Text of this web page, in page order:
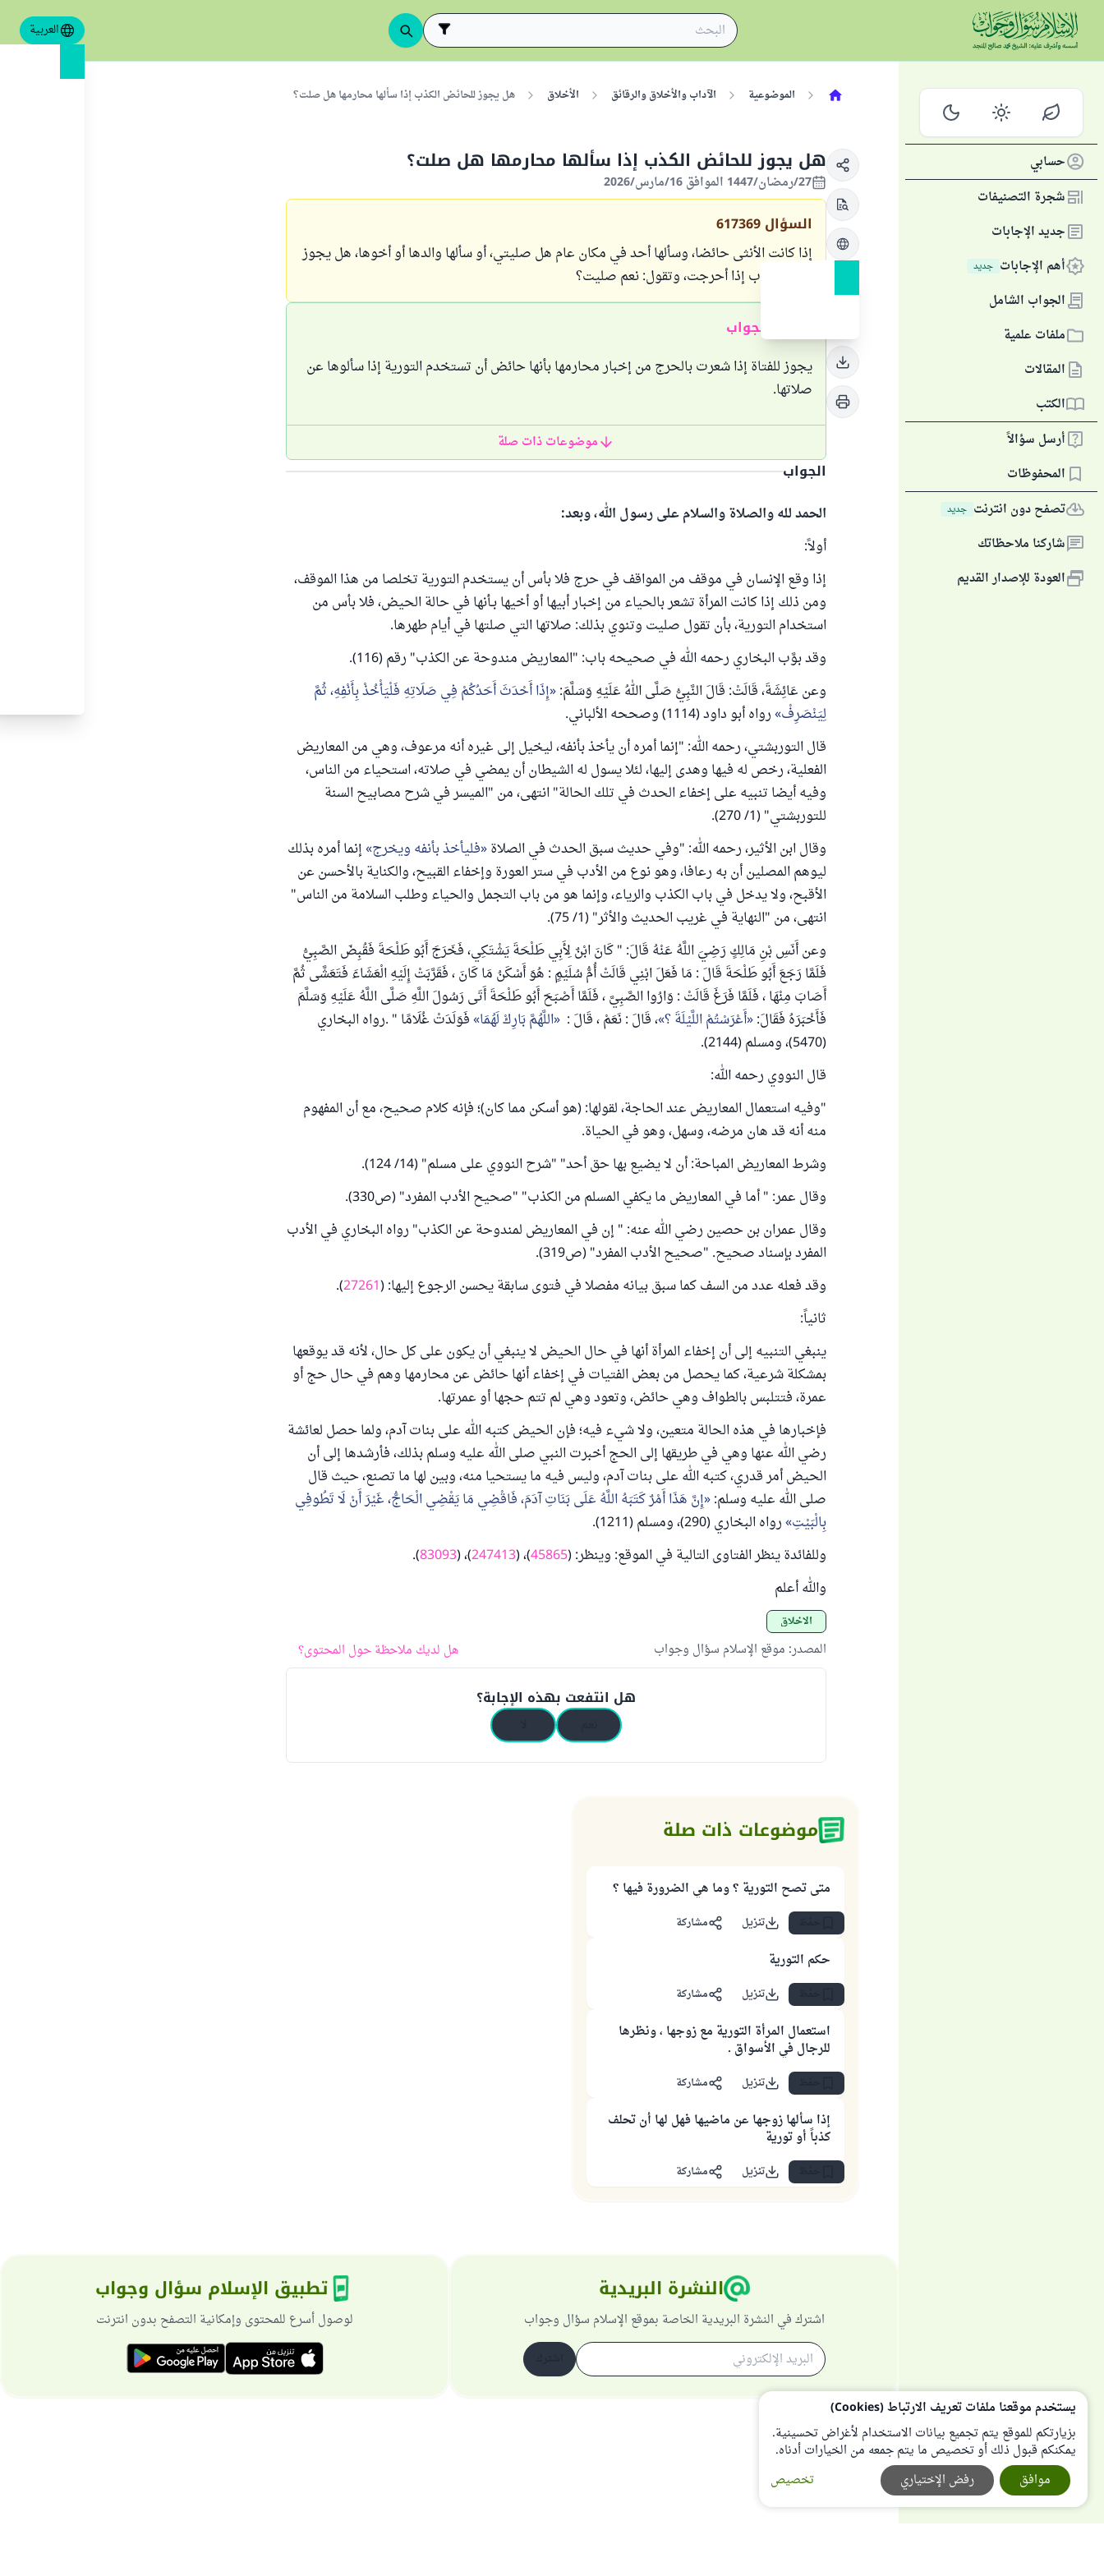
العربية
حسابي
شجرة التصنيفات
جديد الإجابات
أهم الإجابات جديد
الجواب الشامل
ملفات علمية
المقالات
الكتب
أرسل سؤالاً
المحفوظات
تصفح دون انترنت جديد
شاركنا ملاحظاتك
العودة للإصدار القديم
الموضوعية الآداب والأخلاق والرقائق الأخلاق هل يجوز للحائض الكذب إذا سألها محارمها هل صلت؟
هل يجوز للحائض الكذب إذا سألها محارمها هل صلت؟
27/رمضان/1447 الموافق 16/مارس/2026
السؤال 617369
إذا كانت الأنثى حائضا، وسألها أحد في مكان عام هل صليتي، أو سألها والدها أو أخوها، هل يجوز
لها أن تكذب إذا أحرجت، وتقول: نعم صليت؟
ملخص الجواب
يجوز للفتاة إذا شعرت بالحرج من إخبار محارمها بأنها حائض أن تستخدم التورية إذا سألوها عن
صلاتها.
موضوعات ذات صلة
الجواب
الحمد لله والصلاة والسلام على رسول الله، وبعد:
أولاً:
إذا وقع الإنسان في موقف من المواقف في حرج فلا بأس أن يستخدم التورية تخلصا من هذا الموقف،
ومن ذلك إذا كانت المرأة تشعر بالحياء من إخبار أبيها أو أخيها بـأنها في حالة الحيض، فلا بأس من
استخدام التورية، بأن تقول صليت وتنوي بذلك: صلاتها التي صلتها في أيام طهرها.
وقد بوَّب البخاري رحمه الله في صحيحه ‌باب: ‌"المعاريض ‌مندوحة ‌عن ‌الكذب" رقم ‌(‌116).
وعن عَائِشَةَ، قَالَتْ: قَالَ النَّبِيُّ صَلَّى اللهُ عَلَيْهِ وَسَلَّمَ: إِذَا ‌أَحْدَثَ ‌أَحَدُكُمْ ‌فِي ‌صَلَاتِهِ فَلْيَأْخُذْ بِأَنْفِهِ، ثُمَّ
لِيَنْصَرِفْ رواه أبو داود (1114) وصححه الألباني.
قال التوربشتي، رحمه الله: "إنما أمره أن يأخذ بأنفه، ليخيل إلى غيره أنه ‌مرعوف، وهي من المعاريض
الفعلية، رخص له فيها وهدى إليها، لئلا يسول له الشيطان أن يمضي في صلاته، استحياء من الناس،
وفيه أيضا تنبيه على إخفاء الحدث في تلك الحالة" انتهى، من "الميسر في شرح مصابيح السنة
للتوربشتي" (1/ 270).
وقال ابن الأثير، رحمه الله: "وفي حديث سبق الحدث في الصلاة فليأخذ بأنفه ويخرج إنما أمره بذلك
ليوهم المصلين أن به رعافا، وهو نوع من ‌الأدب في ستر العورة ‌وإخفاء ‌القبيح، والكناية بالأحسن عن
الأقبح، ولا يدخل في باب الكذب والرياء، وإنما هو من باب التجمل والحياء وطلب السلامة من الناس"
انتهى، من "النهاية في غريب الحديث والأثر" (1/ 75).
وعن أَنَسِ بْنِ مَالِكٍ رَضِيَ اللَّهُ عَنْهُ قَالَ: " كَانَ ابْنٌ لِأَبِي طَلْحَةَ يَشْتَكِي، فَخَرَجَ أَبُو طَلْحَةَ فَقُبِضَ الصَّبِيُّ
فَلَمَّا رَجَعَ أَبُو طَلْحَةَ قَالَ : مَا فَعَلَ ابْنِي قَالَتْ أُمُّ سُلَيْمٍ : هُوَ أَسْكَنُ مَا كَانَ ، فَقَرَّبَتْ إِلَيْهِ الْعَشَاءَ فَتَعَشَّى ثُمَّ
أَصَابَ مِنْهَا ، فَلَمَّا فَرَغَ قَالَتْ : وَارُوا الصَّبِيَّ ، فَلَمَّا أَصْبَحَ أَبُو طَلْحَةَ أَتَى رَسُولَ اللَّهِ صَلَّى اللَّهُ عَلَيْهِ وَسَلَّمَ
فَأَخْبَرَهُ فَقَالَ: أَعْرَسْتُمْ اللَّيْلَةَ ؟ ، قَالَ : نَعَمْ ، قَالَ : اللَّهُمَّ بَارِكْ لَهُمَا فَوَلَدَتْ غُلَامًا " .رواه البخاري
(5470)، ومسلم (2144).
قال النووي رحمه الله:
"‌وفيه ‌استعمال ‌المعاريض ‌عند ‌الحاجة، ‌لقولها: (هو أسكن مما كان)؛ فإنه كلام صحيح، مع أن المفهوم
منه أنه قد هان مرضه، وسهل، وهو في الحياة.
وشرط المعاريض المباحة: أن لا يضيع بها حق أحد" "شرح النووي على مسلم" (14/ 124).
وقال عمر: " أما في المعاريض ما يكفي المسلم من الكذب" "صحيح الأدب المفرد" (ص330).
وقال عمران بن حصين رضي الله عنه: " إن في المعاريض لمندوحة عن الكذب" رواه البخاري في الأدب
المفرد بإسناد صحيح. "صحيح الأدب المفرد" (ص319).
وقد فعله عدد من السف كما سبق بيانه مفصلا في فتوى سابقة يحسن الرجوع إليها: (27261
).
ثانياً:
ينبغي التنبيه إلى أن إخفاء المرأة أنها في حال الحيض لا ينبغي أن يكون على كل حال، لأنه قد يوقعها
بمشكلة شرعية، كما يحصل من بعض الفتيات في إخفاء أنها حائض عن محارمها وهم في حال حج أو
عمرة، فتتلبس بالطواف وهي حائض، وتعود وهي لم تتم حجها أو عمرتها.
فإخبارها في هذه الحالة متعين، ولا شيء فيه؛ فإن الحيض كتبه الله على بنات آدم، ولما حصل لعائشة
رضي الله عنها وهي في طريقها إلى الحج أخبرت النبي صلى الله عليه وسلم بذلك، فأرشدها إلى أن
الحيض أمر قدري، كتبه الله على بنات آدم، وليس فيه ما يستحيا منه، وبين لها ما تصنع، حيث قال
صلى الله عليه وسلم: إِنَّ هَذَا أَمْرٌ كَتَبَهُ اللَّهُ عَلَى بَنَاتِ آدَمَ، فَاقْضِي مَا يَقْضِي الْحَاجُّ، غَيْرَ أَنْ لَا تَطُوفِي
بِالْبَيْتِ رواه البخاري (290)، ومسلم (1211).
وللفائدة ينظر الفتاوى التالية في الموقع: وينظر: (45865)، (247413)، (83093
).
والله أعلم
الأخلاق
المصدر: موقع الإسلام سؤال وجواب هل لديك ملاحظة حول المحتوى؟
هل انتفعت بهذه الإجابة؟
موضوعات ذات صلة
متى تصح التورية ؟ وما هي الضرورة فيها ؟
تنزيل مشاركة
حكم التورية
تنزيل مشاركة
استعمال المرأة التورية مع زوجها ، ونظرها
للرجال في الأسواق .
تنزيل مشاركة
إذا سألها زوجها عن ماضيها فهل لها أن تحلف
كذباً أو تورية
تنزيل مشاركة
النشرة البريدية
اشترك في النشرة البريدية الخاصة بموقع الإسلام سؤال وجواب
تطبيق الإسلام سؤال وجواب
لوصول أسرع للمحتوى وإمكانية التصفح بدون انترنت
يستخدم موقعنا ملفات تعريف الارتباط (Cookies)
بزيارتكم للموقع يتم تجميع بيانات الاستخدام لأغراض تحسينية.
يمكنكم قبول ذلك أو تخصيص ما يتم جمعه من الخيارات أدناه.
تخصيص
رفض الإختياري موافق